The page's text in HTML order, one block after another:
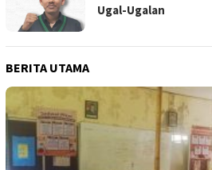
Ugal-Ugalan
BERITA UTAMA